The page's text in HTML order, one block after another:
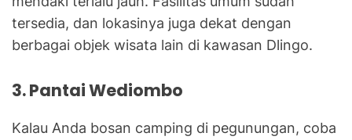
tersedia, dan lokasinya juga dekat dengan
berbagai objek wisata lain di kawasan Dlingo.
3. Pantai Wediombo
Kalau Anda bosan camping di pegunungan, coba